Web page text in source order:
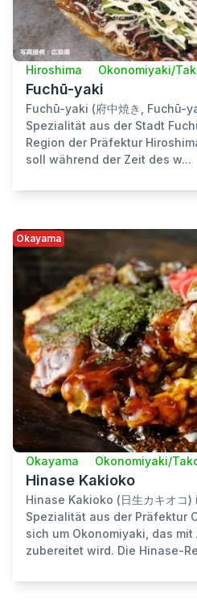
Hiroshima Okonomiyaki/
Fuchū-yaki
Fuchū-yaki (府中焼き, Fuchū-
Spezialität aus der Stadt
Region der Präfektur
soll während der Zeit des w...
Okayama
Okayama Okonomiyaki/
Hinase Kakioko
Hinase Kakioko (日生カキオ
Spezialität aus der Präfektur
sich um Okonomiyaki, das mit
zubereitet wird. Die Hinase-